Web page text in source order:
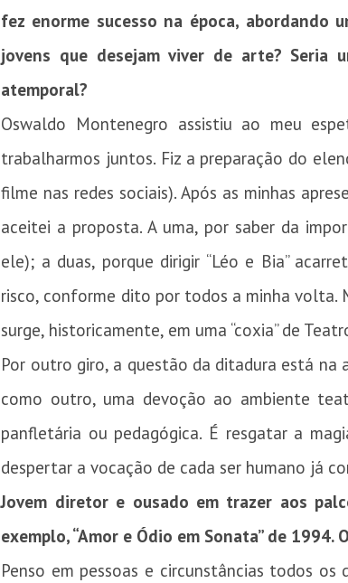
fez enorme sucesso na época, abordando
jovens que desejam viver de arte? Seria
atemporal?
Oswaldo Montenegro assistiu ao meu
trabalharmos juntos. Fiz a preparação do
filme nas redes sociais). Após as minhas
aceitei a proposta. A uma, por saber da
ele); a duas, porque dirigir “Léo e Bia”
risco, conforme dito por todos a minha volta.
surge, historicamente, em uma “coxia” de
Por outro giro, a questão da ditadura está
como outro, uma devoção ao ambiente
panfletária ou pedagógica. É resgatar a
despertar a vocação de cada ser humano já
Jovem diretor e ousado em trazer aos
exemplo, “Amor e Ódio em Sonata” de
Penso em pessoas e circunstâncias todos